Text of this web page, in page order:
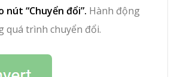
nút “Chuyển đổi”. Hành động
quá trình chuyển đổi.